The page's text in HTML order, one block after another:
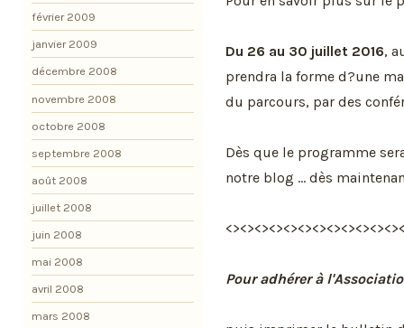
Du 26 au 30 juillet 2016,
prendra la forme d?une
du parcours, par des
Dès que le programme
notre blog ... dès
Pour adhérer à
février 2009
janvier 2009
décembre 2008
novembre 2008
octobre 2008
septembre 2008
août 2008
juillet 2008
juin 2008
mai 2008
avril 2008
mars 2008